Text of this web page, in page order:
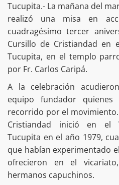
Tucupita.- La mañana del
realizó una misa en
cuadragésimo tercer
Cursillo de Cristiandad en
Tucupita, en el templo
por Fr. Carlos Caripá.
A la celebración
equipo fundador quienes
recorrido por el
Cristiandad inició en el
Tucupita en el año 1979,
que habían experimentado
ofrecieron en el
hermanos capuchinos.